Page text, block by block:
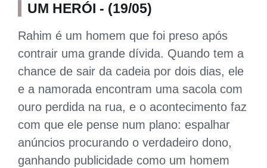
UM HERÓI - (19/05)
Rahim é um homem que foi preso após
contrair uma grande dívida. Quando tem a
chance de sair da cadeia por dois dias, ele
e a namorada encontram uma sacola com
ouro perdida na rua, e o acontecimento faz
com que ele pense num plano: espalhar
anúncios procurando o verdadeiro dono,
ganhando publicidade como um homem